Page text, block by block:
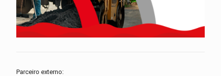
Parceiro externo: